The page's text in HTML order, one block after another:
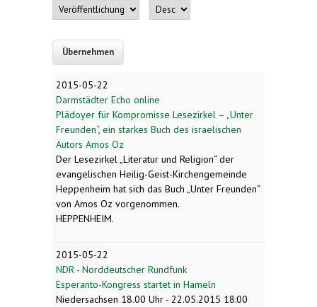
2015-05-22
Darmstädter Echo online
Plädoyer für Kompromisse Lesezirkel – „Unter
Freunden“, ein starkes Buch des israelischen
Autors Amos Oz
Der Lesezirkel „Literatur und Religion“ der
evangelischen Heilig-Geist-Kirchengemeinde
Heppenheim hat sich das Buch „Unter Freunden“
von Amos Oz vorgenommen.
HEPPENHEIM.
2015-05-22
NDR - Norddeutscher Rundfunk
Esperanto-Kongress startet in Hameln
Niedersachsen 18.00 Uhr - 22.05.2015 18:00